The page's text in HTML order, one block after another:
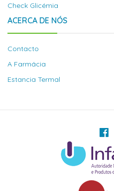
Check Glicémia
ACERCA DE NÓS
Contacto
A Farmácia
Estancia Termal